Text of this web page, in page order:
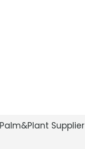
Supplier